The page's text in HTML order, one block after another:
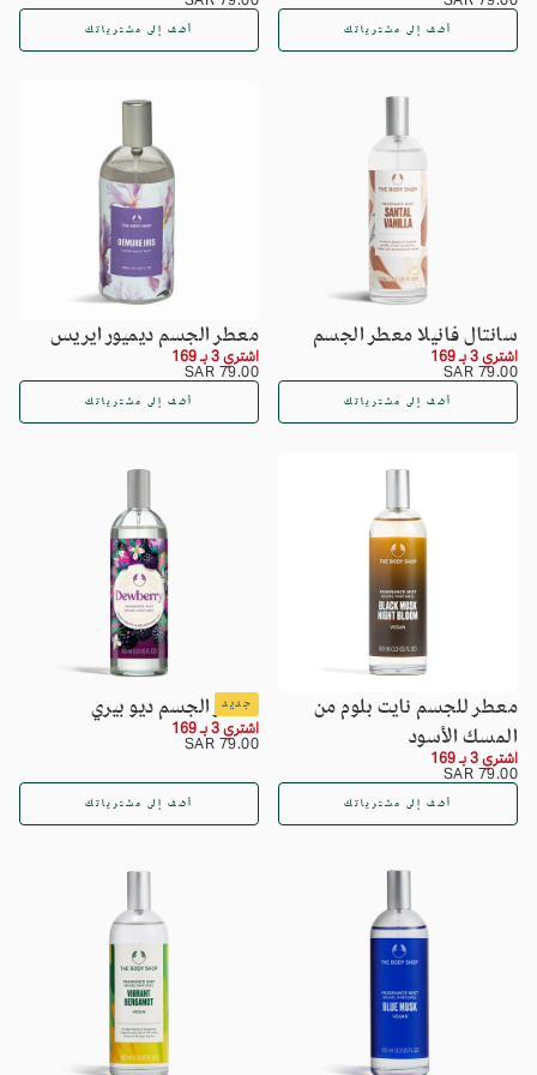
SAR
العادي
أضف إلى مشترياتك
SAR
العادي
أضف إلى مشترياتك
سانتال فانيلا معطر الجسم
اشتري 3 بـ 169
79.00
SAR
السعر
العادي
79.00 SAR
أضف إلى مشترياتك
معطر الجسم ديميور ايريس
اشتري 3 بـ 169
79.00
SAR
السعر
العادي
79.00 SAR
أضف إلى مشترياتك
معطر للجسم نايت بلوم من
المسك الأسود
اشتري 3 بـ 169
79.00
SAR
السعر
العادي
79.00 SAR
أضف إلى مشترياتك
معطر الجسم ديو بيري
جديد
اشتري 3 بـ 169
79.00
السعر
79.00 SAR
أضف إلى مشترياتك